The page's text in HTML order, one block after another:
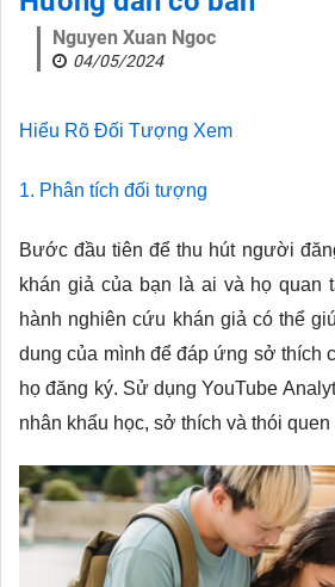
Nguyen Xuan Ngoc
04/05/2024
Hiểu Rõ Đối Tượng Xem
1. Phân tích đối tượng
Bước đầu tiên để thu hút người
khán giả của bạn là ai và họ quan
hành nghiên cứu khán giả có thể
dung của mình để đáp ứng sở thích
họ đăng ký. Sử dụng YouTube
nhân khẩu học, sở thích và thói